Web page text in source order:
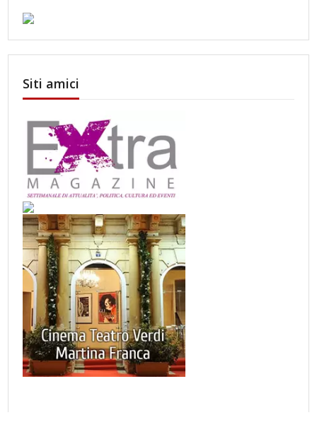
Siti amici